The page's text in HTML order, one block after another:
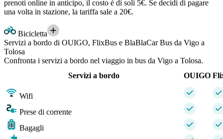
prenoti online in anticipo, il costo è di soli 5€. Se decidi di pagare
una volta in stazione, la tariffa sale a 20€.
Bicicletta
Servizi a bordo di OUIGO, FlixBus e BlaBlaCar Bus da Vigo a
Tolosa
Confronta i servizi a bordo nel viaggio in bus da Vigo a Tolosa.
Servizi a bordo
OUIGO
Wifi
Prese di corrente
Bagagli